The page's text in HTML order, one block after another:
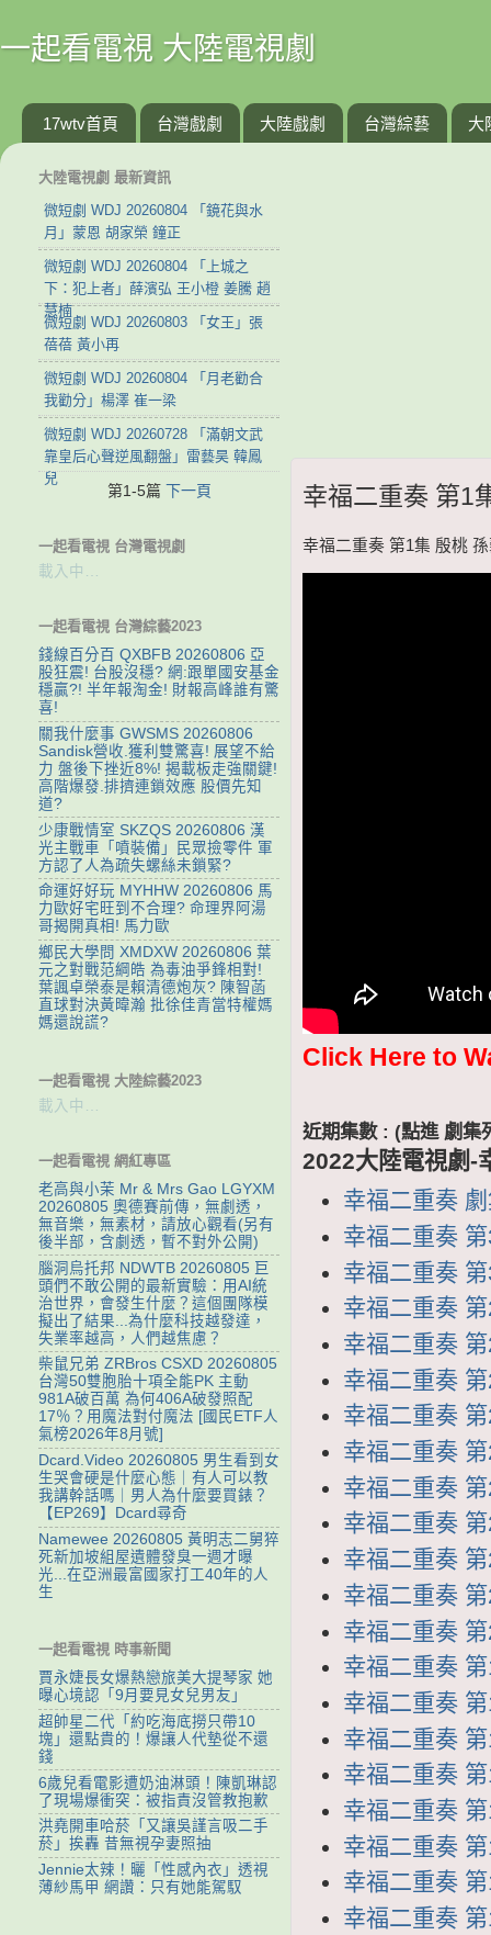
一起看電視 大陸電視劇
17wtv首頁 台灣戲劇 大陸戲劇 台灣綜藝 大
幸福二重奏 第1
幸福二重奏 第1集 殷桃
Click Here to
近期集數 : (點進 劇集
2022大陸電視劇-
幸福二重奏
幸福二重奏
幸福二重奏
幸福二重奏
幸福二重奏
幸福二重奏
幸福二重奏
幸福二重奏
幸福二重奏
幸福二重奏
幸福二重奏
幸福二重奏
幸福二重奏
幸福二重奏
幸福二重奏
幸福二重奏
幸福二重奏
幸福二重奏
幸福二重奏
幸福二重奏
幸福二重奏
大陸電視劇 最新資訊
微短劇 WDJ 20260804 「鏡花與水
月」蒙恩 胡家榮 鐘正
微短劇 WDJ 20260804 「上城之
下：犯上者」薛濱弘 王小橙 姜騰 趙
慧楠
微短劇 WDJ 20260803 「女王」張
蓓蓓 黃小再
微短劇 WDJ 20260804 「月老勸合
我勸分」楊澤 崔一梁
微短劇 WDJ 20260728 「滿朝文武
靠皇后心聲逆風翻盤」雷藝昊 韓鳳
兒
第1-5篇 下一頁
一起看電視 台灣電視劇
載入中…
一起看電視 台灣綜藝2023
錢線百分百 QXBFB 20260806 亞
股狂震! 台股沒穩? 網:跟單國安基金
穩贏?! 半年報淘金! 財報高峰誰有驚
喜!
關我什麼事 GWSMS 20260806
Sandisk營收.獲利雙驚喜! 展望不給
力 盤後下挫近8%! 揭載板走強關鍵!
高階爆發.排擠連鎖效應 股價先知
道?
少康戰情室 SKZQS 20260806 漢
光主戰車「噴裝備」民眾撿零件 軍
方認了人為疏失螺絲未鎖緊?
命運好好玩 MYHHW 20260806 馬
力歐好宅旺到不合理? 命理界阿湯
哥揭開真相! 馬力歐
鄉民大學問 XMDXW 20260806 葉
元之對戰范綱皓 為毒油爭鋒相對!
葉諷卓榮泰是賴清德炮灰? 陳智菡
直球對決黃暐瀚 批徐佳青當特權媽
媽還說謊?
一起看電視 大陸綜藝2023
載入中…
一起看電視 網紅專區
老高與小茉 Mr & Mrs Gao LGYXM
20260805 奧德賽前傳，無劇透，
無音樂，無素材，請放心觀看(另有
後半部，含劇透，暫不對外公開)
腦洞烏托邦 NDWTB 20260805 巨
頭們不敢公開的最新實驗：用AI統
治世界，會發生什麼？這個團隊模
擬出了結果...為什麼科技越發達，
失業率越高，人們越焦慮？
柴鼠兄弟 ZRBros CSXD 20260805
台灣50雙胞胎十項全能PK 主動
981A破百萬 為何406A破發照配
17％？用魔法對付魔法 [國民ETF人
氣榜2026年8月號]
Dcard.Video 20260805 男生看到女
生哭會硬是什麼心態｜有人可以教
我講幹話嗎｜男人為什麼要買錶？
【EP269】Dcard尋奇
Namewee 20260805 黃明志二舅猝
死新加坡組屋遺體發臭一週才曝
光...在亞洲最富國家打工40年的人
生
一起看電視 時事新聞
賈永婕長女爆熱戀旅美大提琴家 她
曝心境認「9月要見女兒男友」
超帥星二代「約吃海底撈只帶10
塊」還點貴的！爆讓人代墊從不還
錢
6歲兒看電影遭奶油淋頭！陳凱琳認
了現場爆衝突：被指責沒管教抱歉
洪堯開車哈菸「又讓吳謹言吸二手
菸」挨轟 昔無視孕妻照抽
Jennie太辣！曬「性感內衣」透視
薄紗馬甲 網讚：只有她能駕馭